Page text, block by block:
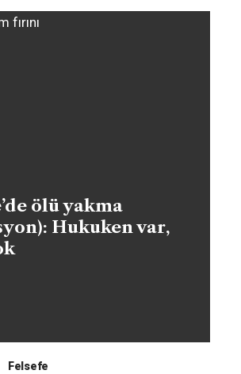
ölü yakma
Hukuken var,
Felsefe